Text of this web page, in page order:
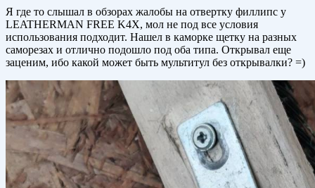
Я где то слышал в обзорах жалобы на отвертку филлипс у
LEATHERMAN FREE K4X, мол не под все условия
использования подходит. Нашел в каморке щетку на разных
саморезах и отлично подошло под оба типа. Открывал еще
заценим, ибо какой может быть мультитул без открывалки? =)